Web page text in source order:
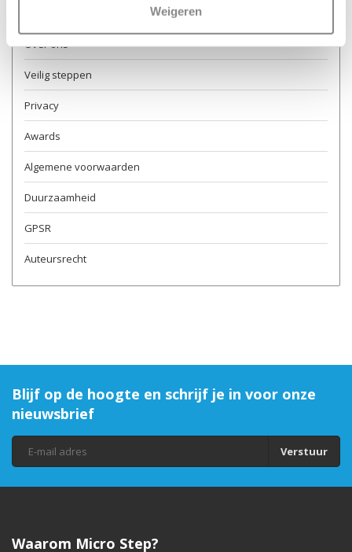
Weigeren
Over ons
Veilig steppen
Privacy
Awards
Algemene voorwaarden
Duurzaamheid
GPSR
Auteursrecht
Blijf op de hoogte en schrijf je in voor onze
nieuwsbrief
Verstuur
Waarom Micro Step?